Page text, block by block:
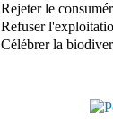
Rejeter le
Refuser
Célébrer la